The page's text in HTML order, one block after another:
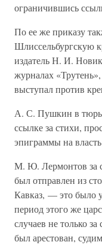
ограничившись
По ее же приказу
Шлиссельбургскую
издатель Н. И.
журналах
выступал против
А. С. Пушкин в
ссылке за стихи,
эпиграммы на
М. Ю. Лермонтов за
был отправлен из
Кавказ, — это было
период этого же
случаев не только
был арестован,